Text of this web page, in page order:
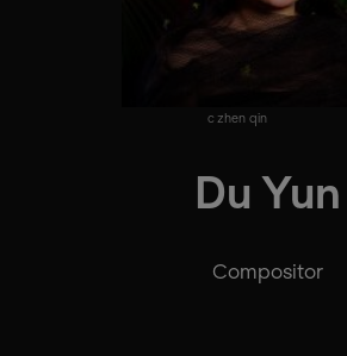
c zhen qin
Du Yun
Compositor